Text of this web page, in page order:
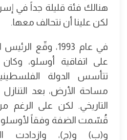
هنالك فئة قليلة جداً في
لكن علينا أن نتحالف معها.
في عام 1993، وقّع
على اتفاقية أوسلو،
التاريخي. لكن على
قُسّمت الضفة وفقاً لأوسلو
و(ب) و(ج)، وازدادت